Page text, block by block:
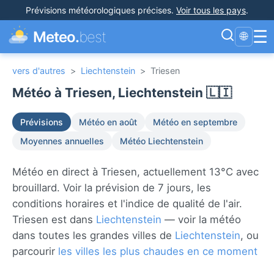
Prévisions météorologiques précises. Voir tous les pays.
Meteo.best 🌐 ☰
vers d'autres > Liechtenstein > Triesen
Météo à Triesen, Liechtenstein 🇱🇮
Prévisions Météo en août
Météo en septembre
Moyennes annuelles
Météo Liechtenstein
Météo en direct à Triesen, actuellement 13°C avec
brouillard. Voir la prévision de 7 jours, les
conditions horaires et l'indice de qualité de l'air.
Triesen est dans Liechtenstein — voir la météo
dans toutes les grandes villes de Liechtenstein, ou
parcourir les villes les plus chaudes en ce moment